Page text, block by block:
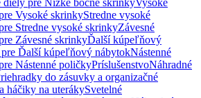
diely pre Nízke bočné skrinkyVysoké
Vysoké skrinkyStredne vysoké
Stredne vysoké skrinkyZávesné
Závesné skrinkyĎalší kúpeľňový
Ďalší kúpeľňový nábytokNástenné
Nástenné poličkyPríslušenstvoNáhradné
do zásuvky a organizačné
háčiky na uterákySvetelné